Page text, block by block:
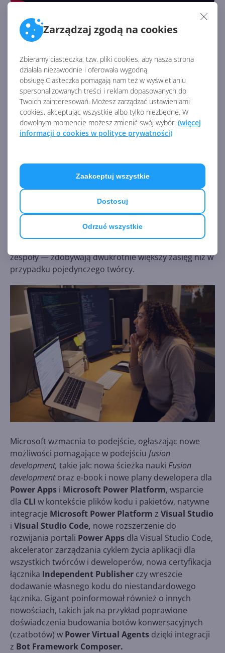
Zarządzaj zgodą na cookies
Zbieramy ciasteczka, tzw. pliki cookies, aby nasza strona
działała niezawodnie i oferowała wygodną
obsługę.Ciasteczka pomagają nam też w wyświetlaniu
spersonalizowanych treści i reklam dopasowanych do
Twoich zainteresowań. Możesz zarządzać ustawieniami
cookies, akceptując wszystkie albo tylko niezbędne. W
dowolnym momencie możesz zmienić swój wybór. (więcej
informacji o cookies w polityce prywatności)
Odrzuć wszystkie
Dostosuj
Zaakceptuj wszystkie
Microsoft poinformował też o dostępności składników
Fluid Framework
tabelę z dokumentu pakietu Office na czacie w Teams
edytować ją bezpośrednio w aplikacji,
jednocześnie synchronizując te zmiany z
oryginalnym plikiem Office.Celem tego projektu
jest zniesienie barier we współpracy, takich jak
konieczność otwierania różnych aplikacji do pracy
nad określonym zadaniem.
zmiany w Power Automate/Power Tools
Microsoft Power Platform pozwala tworzyć aplikacje,
przepływy i boty
z niskim użyciem kodu,
co czyni ją
stosunkowo prostą w obsłudze platformą dla osób,
które nie są biegłe w programowaniu. Microsoft
zespoły — zdobywają dwukrotnie większy zasięg niż w
przypadku pojedynczego twórcy.
Microsoft wzmacnia to podejście, ogłaszając nowe
możliwości pomagające w podejściu fusion
development, takie jak: nowa ścieżka nauki Fusion
developmentoraz e-book i nowe plany dewelopera dla
Power Apps i Microsoft Power Platform, wsparcie
dla CLI w kontekście plików kodu i pakietów, natywne
integracje Microsoft Power Platform z Visual Studio
i Visual Studio Code, nowe rozszerzenie do
rozwijania portali Power Apps dla Visual Studio Code,
akcelerator zarządzania cyklem życia aplikacji dla
wszystkich twórców i deweloperów, nowa certyfikacja
łącznika Independent Publisher czy wreszcie
dodawanie własnego kodu do niestandardowego
łącznika. Gigant poinformował również o innych
nowościach, takich jak na przykład poprawione
doświadczenia budowania botów konwersacyjnych
(czatbotów) w Power Virtual Agents dzięki integracji
z Bot Framework Composer.